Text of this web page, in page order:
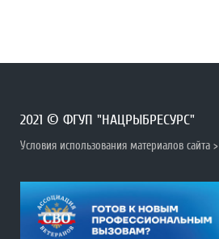
2021 © ФГУП "НАЦРЫБРЕСУРС"
Условия использования материалов сайта >